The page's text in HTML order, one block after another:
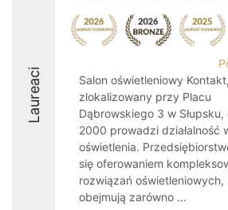
Laureaci
Salon oświetleniowy Kontakt,
zlokalizowany przy Placu
Dąbrowskiego 3 w Słupsku,
2000 prowadzi działalność
oświetlenia.
się oferowaniem
rozwiązań oświetleniowych,
obejmują zarówno ...